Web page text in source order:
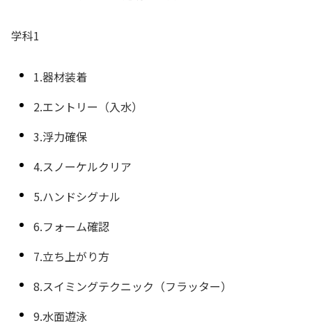
学科1
1.器材装着
2.エントリー（入水）
3.浮力確保
4.スノーケルクリア
5.ハンドシグナル
6.フォーム確認
7.立ち上がり方
8.スイミングテクニック（フラッター）
9.水面遊泳